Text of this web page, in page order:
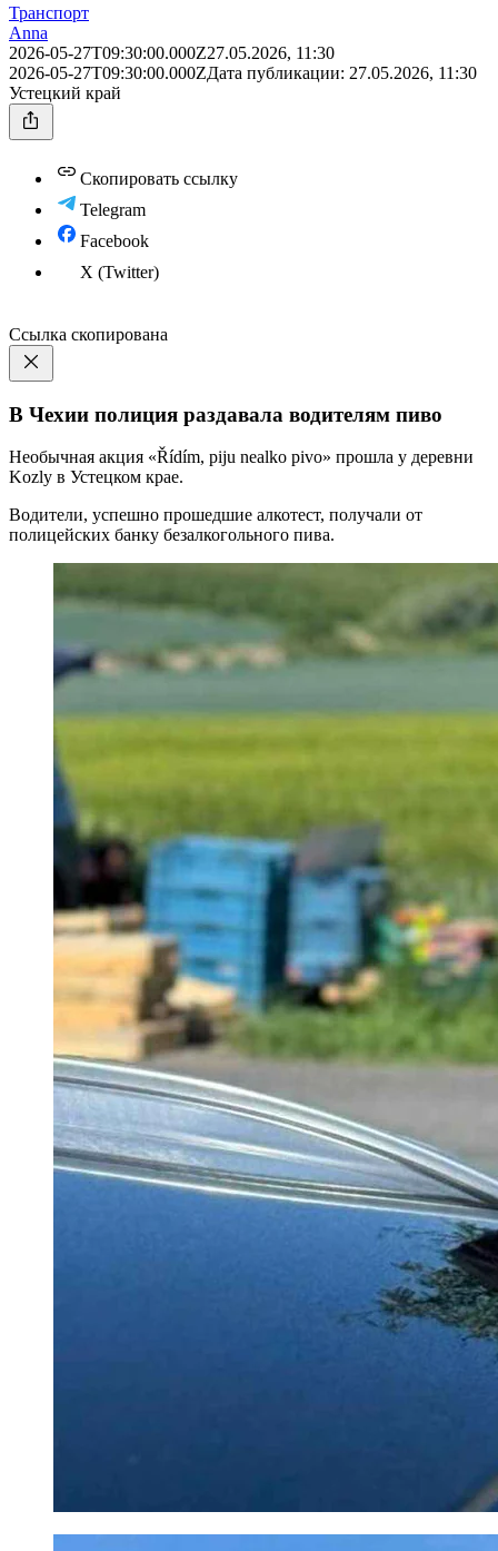
Транспорт
Anna
2026-05-27T09:30:00.000Z27.05.2026, 11:30
2026-05-27T09:30:00.000ZДата публикации: 27.05.2026, 11:30
Устецкий край
Скопировать ссылку
Telegram
Facebook
X (Twitter)
Ссылка скопирована
В Чехии полиция раздавала водителям пиво
Необычная акция «Řídím, piju nealko pivo» прошла у деревни
Kozly в Устецком крае.
Водители, успешно прошедшие алкотест, получали от
полицейских банку безалкогольного пива.